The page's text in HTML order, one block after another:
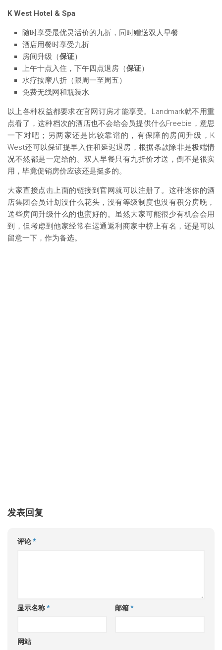
K West Hotel & Spa
随时享受最优灵活价的九折，同时赠送双人早餐
酒店用餐时享受九折
房间升级（保证）
上午十点入住，下午四点退房（保证）
水疗按摩八折（限周一至周五）
免费无线网和瓶装水
以上各种权益都要求在官网订房才能享受。Landmark就不用重
点看了，这种档次的酒店也不会给会员提供什么Freebie，意思
一下对吧；另两家还是比较靠谱的，有保障的房间升级，K
West还可以保证提早入住和延迟退房，根据条款除非是极端情
况不然都是一定给的。双人早餐只有九折价才送，倒不是很实
用，毕竟促销房价应该还是挺多的。
大家直接点击上面的链接到官网就可以注册了。这种迷你的酒
店集团会员计划没什么花头，没有等级制度也没有积分房晚，
送些房间升级什么的也蛮好的。虽然大家可能很少有机会会用
到，但考虑到他家经常在运通返利商家中榜上有名，还是可以
留意一下，作为备选。
发表回复
评论*
显示名称* 邮箱*
网站